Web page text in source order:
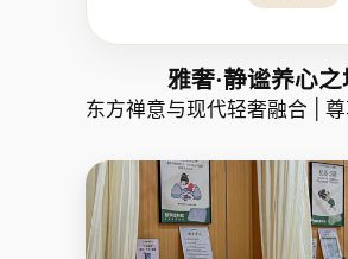
雅奢·静谧养心之
东方禅意与现代轻奢融合 |